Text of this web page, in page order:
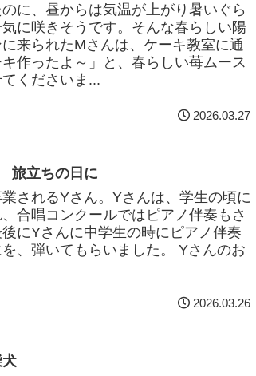
に、昼からは気温が上がり暑いぐら
に咲きそうです。そんな春らしい陽
来られたMさんは、ケーキ教室に通
作ったよ～」と、春らしい苺ムース
くださいま...
2026.03.27
立ちの日に
されるYさん。Yさんは、学生の頃に
合唱コンクールではピアノ伴奏もさ
にYさんに中学生の時にピアノ伴奏
、弾いてもらいました。 Yさんのお
2026.03.26